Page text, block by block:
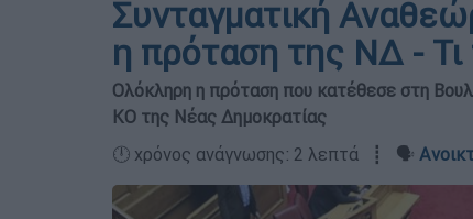
Συνταγματική
η πρόταση της ΝΔ - Τι
Ολόκληρη η πρόταση που κατέθεσε στη
ΚΟ της Νέας Δημοκρατίας
🕛 χρόνος ανάγνωσης: 2 λεπτά ┋ 🗣️